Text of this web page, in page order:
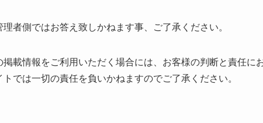
理者側ではお答え致しかねます事、ご了承ください。
掲載情報をご利用いただく場合には、お客様の判断と責任に
トでは一切の責任を負いかねますのでご了承ください。